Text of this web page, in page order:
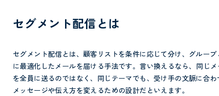
セグメント配信とは
セグメント配信とは、顧客リストを条件に応じて分け、グループ
に最適化したメールを届ける手法です。言い換えるなら、 同じ
を全員に送るのではなく、同じテーマでも、受け手の文脈に合わ
メッセージや伝え方を変えるための設計だといえます。